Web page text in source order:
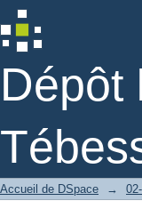
Dépôt
Estimation
Accueil de DSpace →